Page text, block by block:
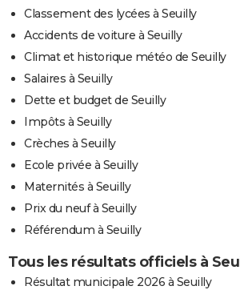
Classement des lycées à Seuilly
Accidents de voiture à Seuilly
Climat et historique météo de Seuilly
Salaires à Seuilly
Dette et budget de Seuilly
Impôts à Seuilly
Crèches à Seuilly
Ecole privée à Seuilly
Maternités à Seuilly
Prix du neuf à Seuilly
Référendum à Seuilly
Tous les résultats officiels à
Résultat municipale 2026 à Seuilly